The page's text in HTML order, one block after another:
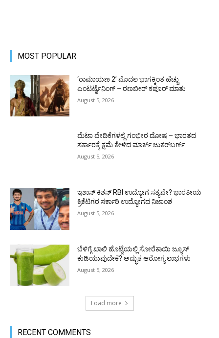
MOST POPULAR
‘ರಾಮಾಯಣ 2’ ಮೊದಲ ಭಾಗಕ್ಕಿಂತ ಹೆಚ್ಚು
ಎಂಟರ್ಟೈನಿಂಗ್ – ರಣಬೀರ್ ಕಪೂರ್ ಮಾತು
August 5, 2026
ಮೆಟಾ ವೇದಿಕೆಗಳಲ್ಲಿ ಗಂಭೀರ ದೋಷ – ಭಾರತದ
ಸರ್ಕಾರಕ್ಕೆ ಕ್ಷಮೆ ಕೇಳಿದ ಮಾರ್ಕ್ ಜುಕರ್‌ಬರ್ಗ್
August 5, 2026
ಇಶಾನ್ ಕಿಶನ್ RBI ಉದ್ಯೋಗ ಸತ್ಯವೇ? ಭಾರತೀಯ
ಕ್ರಿಕೆಟಿಗರ ಸರ್ಕಾರಿ ಉದ್ಯೋಗದ ನಿಜಾಂಶ
August 5, 2026
ಬೆಳಿಗ್ಗೆ ಖಾಲಿ ಹೊಟ್ಟೆಯಲ್ಲಿ ಸೋರೆಕಾಯಿ ಜ್ಯೂಸ್
ಕುಡಿಯುವುದೇಕೆ? ಅದ್ಭುತ ಆರೋಗ್ಯ ಲಾಭಗಳು
August 5, 2026
Load more
RECENT COMMENTS